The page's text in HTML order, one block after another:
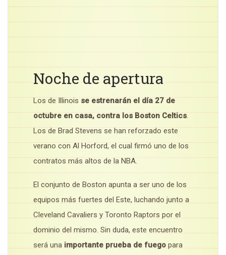
Noche de apertura
Los de Illinois se estrenarán el día 27 de
octubre en casa, contra los Boston Celtics.
Los de Brad Stevens se han reforzado este
verano con Al Horford, el cual firmó uno de los
contratos más altos de la NBA.
El conjunto de Boston apunta a ser uno de los
equipos más fuertes del Este, luchando junto a
Cleveland Cavaliers y Toronto Raptors por el
dominio del mismo. Sin duda, este encuentro
será una importante prueba de fuego para